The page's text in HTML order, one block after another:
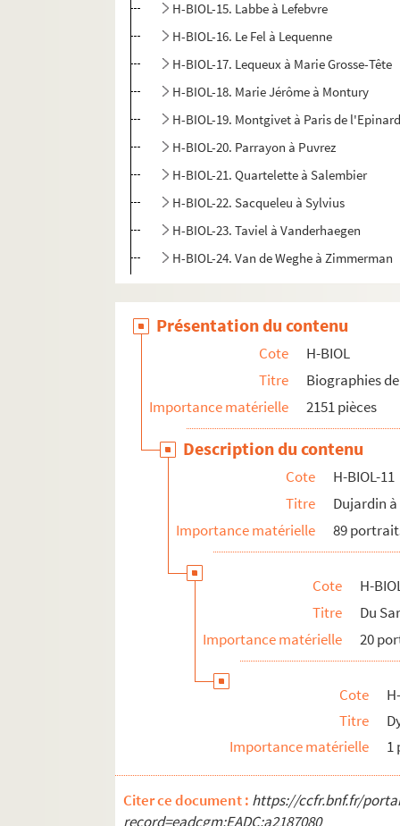
H-BIOL-15. Labbe à Lefebvre
H-BIOL-16. Le Fel à Lequenne
H-BIOL-17. Lequeux à Marie Grosse-Tête
H-BIOL-18. Marie Jérôme à Montury
H-BIOL-19. Montgivet à Paris de
H-BIOL-20. Parrayon à Puvrez
H-BIOL-21. Quartelette à Salembier
H-BIOL-22. Sacqueleu à Sylvius
H-BIOL-23. Taviel à Vanderhaegen
H-BIOL-24. Van de Weghe à Zimmerman
Présentation du contenu
Cote
H-BIOL
Titre
Biographies
Importance matérielle
2151 pièces
Description du contenu
Cote
H-BIOL-11
Titre
Dujardin
Importance matérielle
89
Cote
H-
Titre
Du
Importance matérielle
20
Cote
Titre
Importance matérielle
1
Citer ce document : https://ccfr.bnf.fr/
record=eadcgm:EADC:a2187080